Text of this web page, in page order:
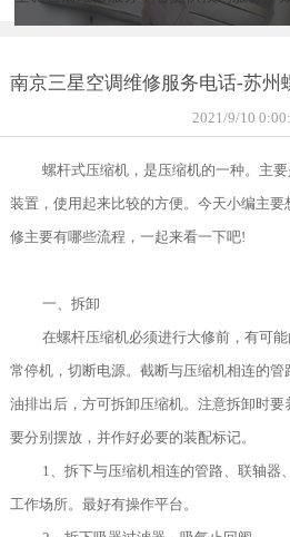
南京三星空调维修服务电话-苏州
2021/9/10
螺杆式压缩机，是压缩机的一种。主
装置，使用起来比较的方便。今天小编主
修主要有哪些流程，一起来看一下吧!
一、拆卸
在螺杆压缩机必须进行大修前，有可
常停机，切断电源。截断与压缩机相连的
油排出后，方可拆卸压缩机。注意拆卸时
要分别摆放，并作好必要的装配标记。
1、拆下与压缩机相连的管路、联轴器
工作场所。最好有操作平台。